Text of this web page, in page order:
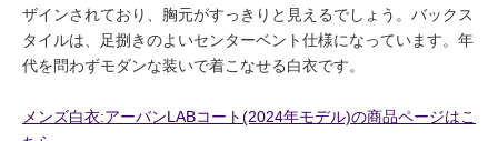
ザインされており、胸元がすっきりと見えるでしょう。バックス
タイルは、足捌きのよいセンターベント仕様になっています。年
代を問わずモダンな装いで着こなせる白衣です。
メンズ白衣:アーバンLABコート(2024年モデル)の商品ページはこ